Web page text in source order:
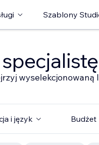
Szablony
i język Budżet